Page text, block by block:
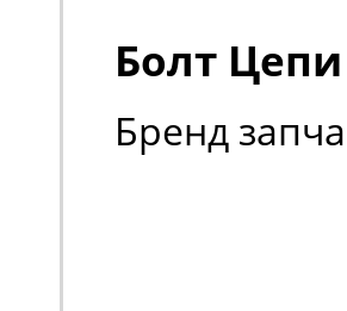
Болт Цепи
Бренд